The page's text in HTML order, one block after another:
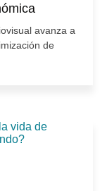
avanza a
de